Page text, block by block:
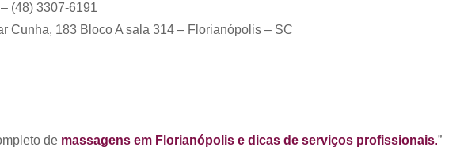
(48) 3307-6191
Cunha, 183 Bloco A sala 314 – Florianópolis – SC
de massagens em Florianópolis e dicas de serviços profissionais.”